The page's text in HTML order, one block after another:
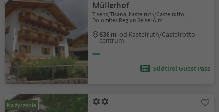
Müllerhof
Tisens/Tisana, Kastelruth/Castelrotto,
Dolomites Region Seiser Alm
636 m od Kastelruth/Castelrotto
centrum
Südtirol Guest Pass
Na życzenie